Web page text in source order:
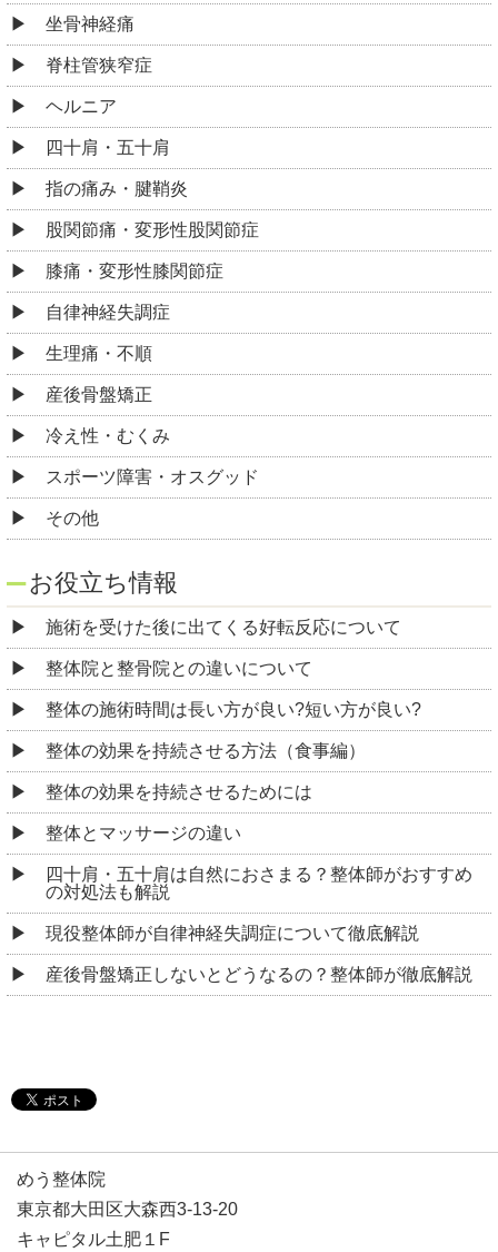
坐骨神経痛
脊柱管狭窄症
ヘルニア
四十肩・五十肩
指の痛み・腱鞘炎
股関節痛・変形性股関節症
膝痛・変形性膝関節症
自律神経失調症
生理痛・不順
産後骨盤矯正
冷え性・むくみ
スポーツ障害・オスグッド
その他
お役立ち情報
施術を受けた後に出てくる好転反応について
整体院と整骨院との違いについて
整体の施術時間は長い方が良い?短い方が良い?
整体の効果を持続させる方法（食事編）
整体の効果を持続させるためには
整体とマッサージの違い
四十肩・五十肩は自然におさまる？整体師がおすすめ
の対処法も解説
現役整体師が自律神経失調症について徹底解説
産後骨盤矯正しないとどうなるの？整体師が徹底解説
めう整体院
東京都大田区大森西3-13-20
キャピタル土肥１F